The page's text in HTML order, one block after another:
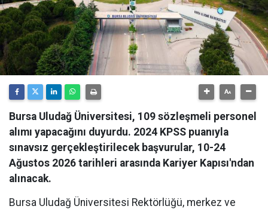
Bursa Uludağ Üniversitesi, 109 sözleşmeli personel
alımı yapacağını duyurdu. 2024 KPSS puanıyla
sınavsız gerçekleştirilecek başvurular, 10-24
Ağustos 2026 tarihleri arasında Kariyer Kapısı'ndan
alınacak.
​Bursa Uludağ Üniversitesi Rektörlüğü, merkez ve